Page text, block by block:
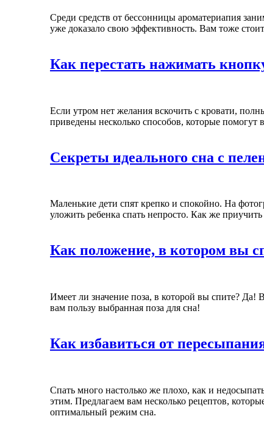
Среди средств от бессонницы ароматериапия
уже доказало свою эффективность. Вам тоже
Как перестать нажимать
Если утром нет желания вскочить с кровати,
приведены несколько способов, которые помогут
Секреты идеального сна с
Маленькие дети спят крепко и спокойно. На
уложить ребенка спать непросто. Как же приучить
Как положение, в котором вы
Имеет ли значение поза, в которой вы спите? Да!
вам пользу выбранная поза для сна!
Как избавиться от
Спать много настолько же плохо, как и
этим. Предлагаем вам несколько рецептов,
оптимальный режим сна.